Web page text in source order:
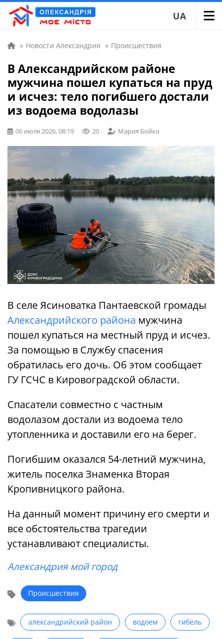
UA
» Новости Александрия » Происшествия
В Александрийском районе
мужчина пошел купаться на пруд
и исчез: тело погибшего достали
из водоема водолазы
06 июля 2026, 08:19 20 Мария Бойко
В селе Ясиноватка Пантаевской громады
Александрийского района мужчина
пошел купаться на местный пруд и исчез.
За помощью в Службу спасения
обратилась его дочь. Об этом сообщает
ГУ ГСЧС в Кировоградской области.
Спасатели совместно с частным
водолазом достали из водоема тело
утопленника и доставили его на берег.
Погибшим оказался 54-летний мужчина,
житель поселка Знаменка Вторая
Кропивницкого района.
На данный момент причину его смерти и
все обстоятельства трагедии
устанавливают специалисты.
Александрия мой город
Происшествия
александрийский район водоем гибель